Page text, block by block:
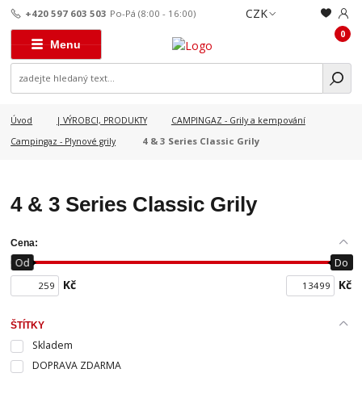
Menu
CZK
+420 597 603 503 Po-Pá (8:00 - 16:00)
0
Úvod | VÝROBCI, PRODUKTY
CAMPINGAZ - Grily a kempování
Campingaz - Plynové grily
4 & 3 Series Classic Grily
4 & 3 Series Classic Grily
Cena:
Kč
Od Do
Kč
ŠTÍTKY
Skladem
DOPRAVA ZDARMA